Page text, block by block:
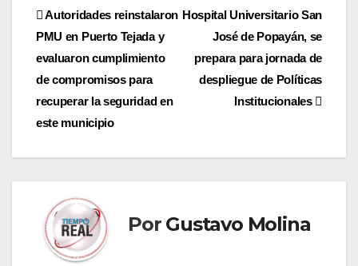
Navegación
de
entradas
Hospital Universitario San
José de Popayán, se
prepara para jornada de
despliegue de Políticas
Institucionales
Autoridades reinstalaron
PMU en Puerto Tejada y
evaluaron cumplimiento
de compromisos para
recuperar la seguridad en
este municipio
Por Gustavo Molina